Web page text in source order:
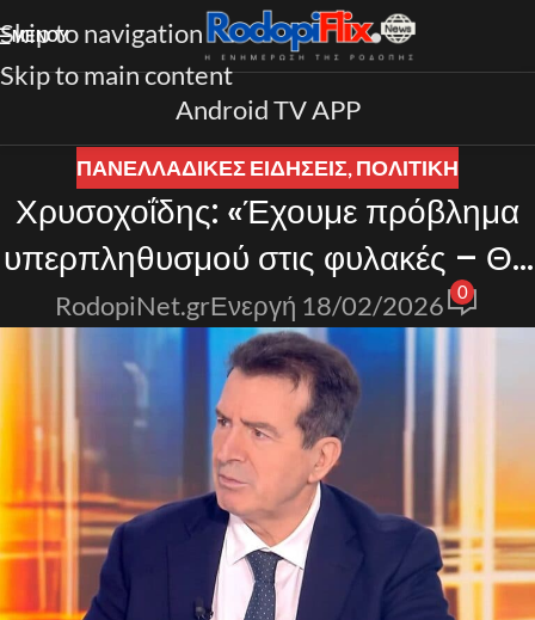
Skip to navigation
Skip to main content
ΜΕΝΟΎ
Android TV APP
ΠΑΝΕΛΛΑΔΙΚΈΣ ΕΙΔΉΣΕΙΣ,ΠΟΛΙΤΙΚΗ
Χρυσοχοΐδης: «Έχουμε πρόβλημα
υπερπληθυσμού στις φυλακές – Θα
δημιουργηθούν οκτώ νέα
Καταστήματα» – Τι είπε για τη Ζωή
Κωνσταντοπούλου
RodopiNet.grΕνεργή 18/02/2026 0